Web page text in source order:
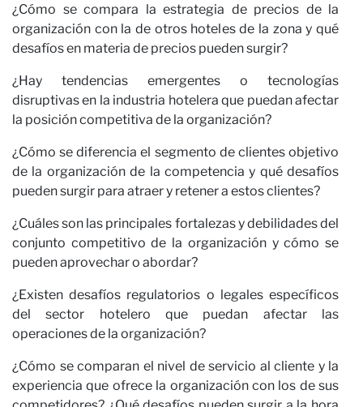
¿Cómo se compara la estrategia de precios de la
organización con la de otros hoteles de la zona y qué
desafíos en materia de precios pueden surgir?
¿Hay tendencias emergentes o tecnologías
disruptivas en la industria hotelera que puedan afectar
la posición competitiva de la organización?
¿Cómo se diferencia el segmento de clientes objetivo
de la organización de la competencia y qué desafíos
pueden surgir para atraer y retener a estos clientes?
¿Cuáles son las principales fortalezas y debilidades del
conjunto competitivo de la organización y cómo se
pueden aprovechar o abordar?
¿Existen desafíos regulatorios o legales específicos
del sector hotelero que puedan afectar las
operaciones de la organización?
¿Cómo se comparan el nivel de servicio al cliente y la
experiencia que ofrece la organización con los de sus